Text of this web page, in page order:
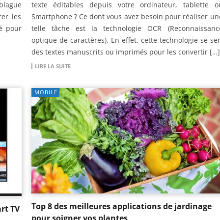
les
pour
texte éditables depuis votre ordinateur, tablette
Smartphone ? Ce dont vous avez besoin pour réaliser
telle tâche est la technologie OCR
optique de caractères). En effet, cette technologie se
des textes manuscrits ou imprimés pour les convertir […]
LIRE LA SUITE
TV
MOBILE
Top 8 des meilleures applications de jardinage